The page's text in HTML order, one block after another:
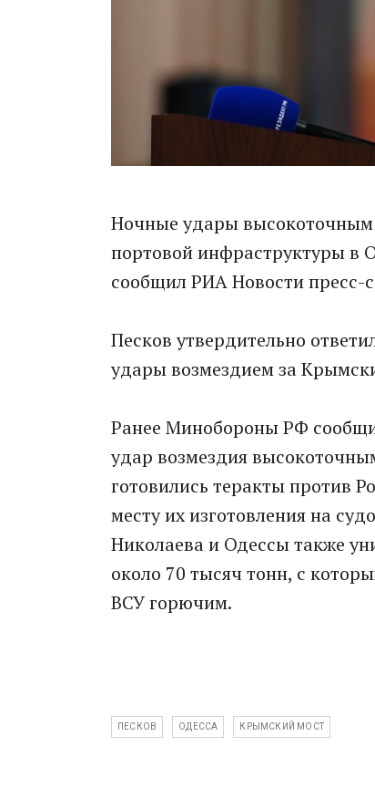
Ночные удары высокоточным
портовой инфраструктуры в
сообщил РИА Новости пресс-
Песков утвердительно
удары возмездием за
Ранее Минобороны РФ
удар возмездия
готовились теракты против
месту их изготовления на
Николаева и Одессы также
около 70 тысяч тонн, с
ВСУ горючим.
ПЕСКОВ ОДЕССА КРЫМСКИЙ МОСТ